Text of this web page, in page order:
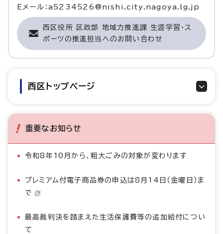
Eメール：a5234526@nishi.city.nagoya.lg.jp
西区役所 区政部 地域力推進課 生涯学習・ス
ポーツの推進担当へのお問い合わせ
西区トップページ
重要なお知らせ
令和8年10月から、粗大ごみの対象が変わります
プレミアム付電子商品券の申込は8月14日（金曜日）ま
で
最高裁判決を踏まえた生活保護費等の追加給付につい
て